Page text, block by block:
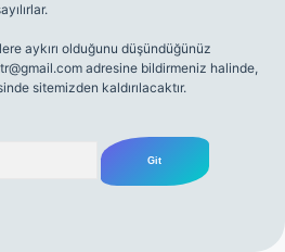
aykırı olduğunu düşündüğünüz
adresine bildirmeniz halinde,
sitemizden kaldırılacaktır.